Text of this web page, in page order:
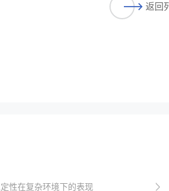
返回
性在复杂环境下的表现